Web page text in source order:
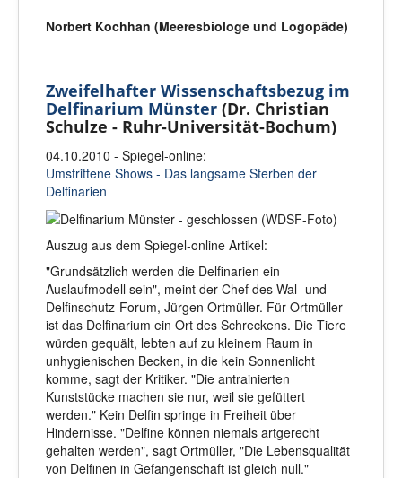
Norbert Kochhan (Meeresbiologe und Logopäde)
Zweifelhafter Wissenschaftsbezug im
Delfinarium Münster (Dr. Christian
Schulze - Ruhr-Universität-Bochum)
04.10.2010 - Spiegel-online:
Umstrittene Shows - Das langsame Sterben der
Delfinarien
Auszug aus dem Spiegel-online Artikel:
"Grundsätzlich werden die Delfinarien ein
Auslaufmodell sein", meint der Chef des Wal- und
Delfinschutz-Forum, Jürgen Ortmüller. Für Ortmüller
ist das Delfinarium ein Ort des Schreckens. Die Tiere
würden gequält, lebten auf zu kleinem Raum in
unhygienischen Becken, in die kein Sonnenlicht
komme, sagt der Kritiker. "Die antrainierten
Kunststücke machen sie nur, weil sie gefüttert
werden." Kein Delfin springe in Freiheit über
Hindernisse. "Delfine können niemals artgerecht
gehalten werden", sagt Ortmüller, "Die Lebensqualität
von Delfinen in Gefangenschaft ist gleich null."